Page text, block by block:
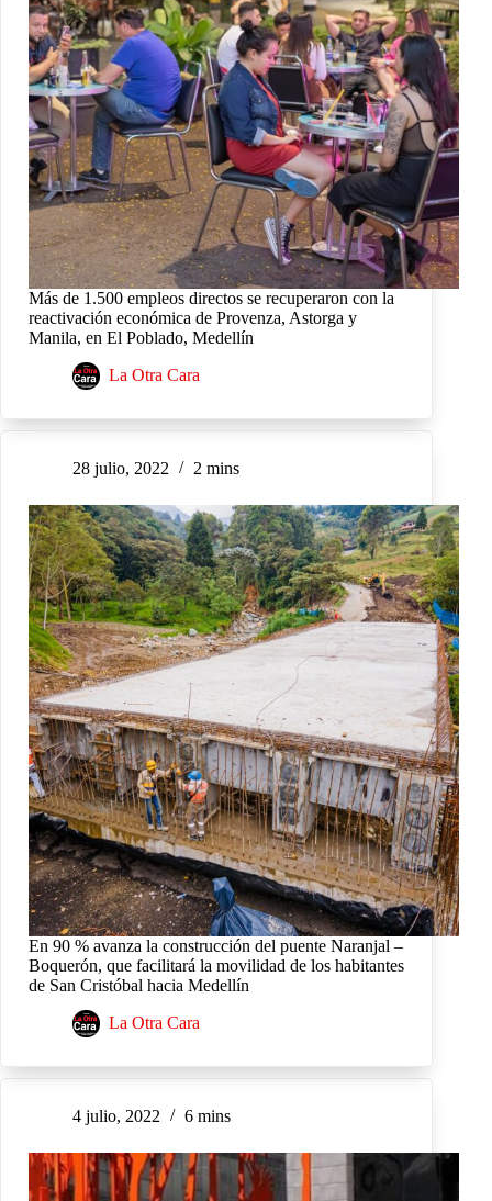
Más de 1.500 empleos directos se recuperaron con la
reactivación económica de Provenza, Astorga y
Manila, en El Poblado, Medellín
La Otra Cara
28 julio, 2022 2 mins
En 90 % avanza la construcción del puente Naranjal –
Boquerón, que facilitará la movilidad de los habitantes
de San Cristóbal hacia Medellín
La Otra Cara
4 julio, 2022 6 mins